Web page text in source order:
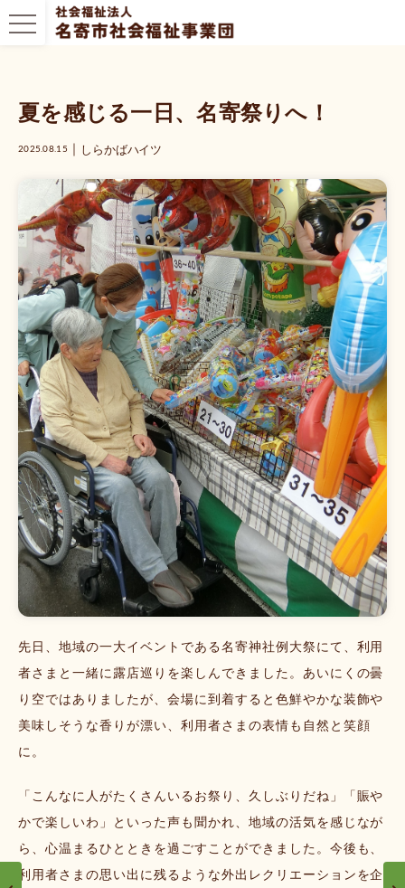
夏を感じる一日、名寄祭りへ！
2025.08.15 しらかばハイツ
先日、地域の一大イベントである名寄神社例大祭にて、利用
者さまと一緒に露店巡りを楽しんできました。あいにくの曇
り空ではありましたが、会場に到着すると色鮮やかな装飾や
美味しそうな香りが漂い、利用者さまの表情も自然と笑顔
に。
「こんなに人がたくさんいるお祭り、久しぶりだね」「賑や
かで楽しいわ」といった声も聞かれ、地域の活気を感じなが
ら、心温まるひとときを過ごすことができました。今後も、
利用者さまの思い出に残るような外出レクリエーションを企